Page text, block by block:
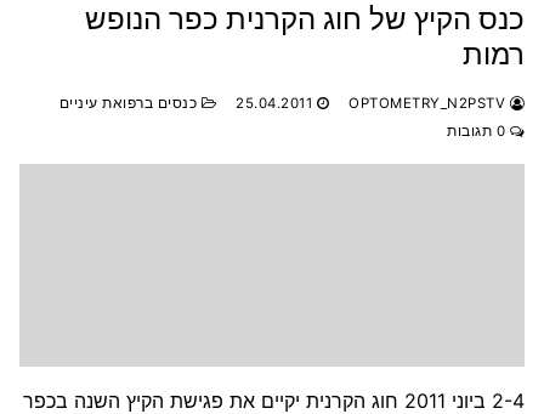
כנס הקיץ של חוג הקרנית כפר הנופש
רמות
25.04.2011
כנסים ברפואת עיניים
2-4 ביוני 2011 חוג הקרנית יקיים את פגישת הקיץ השנה בכפר